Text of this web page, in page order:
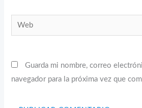
Web
Guarda mi nombre, correo
navegador para la próxima vez que